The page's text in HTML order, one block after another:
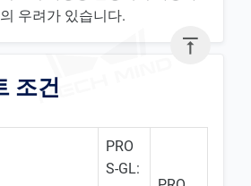

우려가 있습니다.
조건
PRO
S-GL: